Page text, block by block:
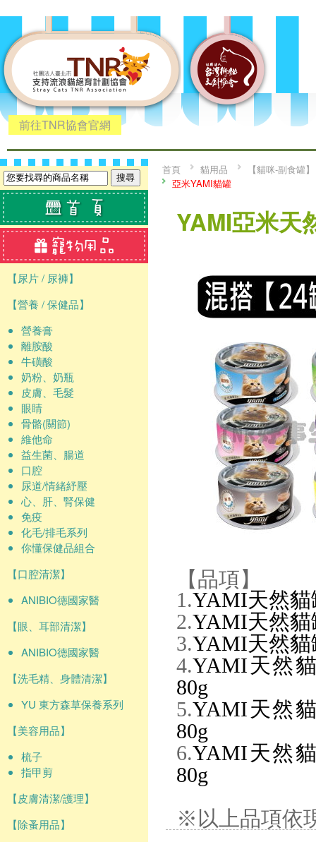
前往TNR協會官網
【尿片 / 尿褲】
【營養 / 保健品】
營養膏
離胺酸
牛磺酸
奶粉、奶瓶
皮膚、毛髮
眼睛
骨骼(關節)
維他命
益生菌、腸道
口腔
尿道/情緒紓壓
心、肝、腎保健
免疫
化毛/排毛系列
你懂保健品組合
【口腔清潔】
ANIBIO德國家醫
【眼、耳部清潔】
ANIBIO德國家醫
【洗毛精、身體清潔】
YU 東方森草保養系列
【美容用品】
梳子
指甲剪
【皮膚清潔/護理】
【除蚤用品】
首頁 貓用品
【貓咪-副食罐】
亞米YAMI貓罐
YAMI亞米天
【品項】
1.YAMI天然貓
2.YAMI天然貓
3.YAMI天然貓
4.YAMI天然
80g
5.YAMI天然
80g
6.YAMI天然
80g
※以上品項依